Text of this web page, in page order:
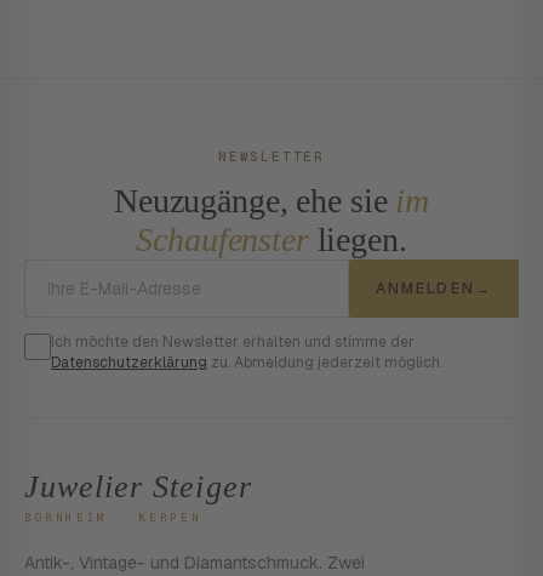
NEWSLETTER
Neuzugänge, ehe sie im
Schaufensterliegen.
ANMELDEN →
Ich möchte den Newsletter erhalten und stimme der
Datenschutzerklärung zu. Abmeldung jederzeit möglich.
Juwelier Steiger
BORNHEIM · KERPEN
Antik-, Vintage- und Diamantschmuck. Zwei